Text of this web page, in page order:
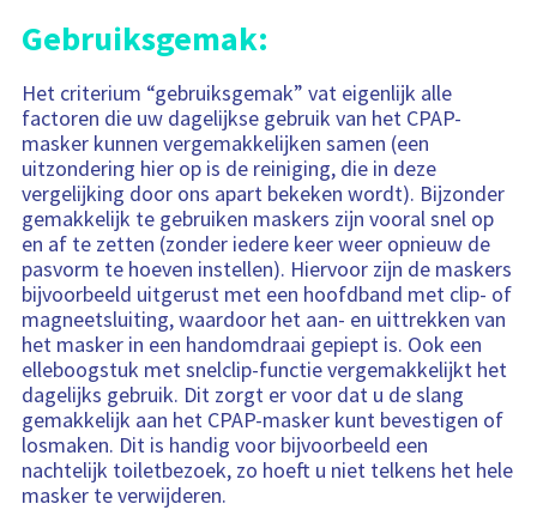
Gebruiksgemak:
Het criterium “gebruiksgemak” vat eigenlijk alle
factoren die uw dagelijkse gebruik van het CPAP-
masker kunnen vergemakkelijken samen (een
uitzondering hier op is de reiniging, die in deze
vergelijking door ons apart bekeken wordt). Bijzonder
gemakkelijk te gebruiken maskers zijn vooral snel op
en af te zetten (zonder iedere keer weer opnieuw de
pasvorm te hoeven instellen). Hiervoor zijn de maskers
bijvoorbeeld uitgerust met een hoofdband met clip- of
magneetsluiting, waardoor het aan- en uittrekken van
het masker in een handomdraai gepiept is. Ook een
elleboogstuk met snelclip-functie vergemakkelijkt het
dagelijks gebruik. Dit zorgt er voor dat u de slang
gemakkelijk aan het CPAP-masker kunt bevestigen of
losmaken. Dit is handig voor bijvoorbeeld een
nachtelijk toiletbezoek, zo hoeft u niet telkens het hele
masker te verwijderen.